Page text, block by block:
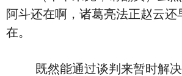
阿斗还在啊，诸葛亮法正赵云还
在。
既然能通过谈判来暂时解决